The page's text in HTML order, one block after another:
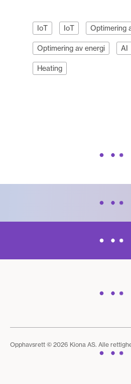
IoT IoT Optimering
Optimering av energi AI
Heating
Opphavsrett © 2026 Kiona AS. Alle